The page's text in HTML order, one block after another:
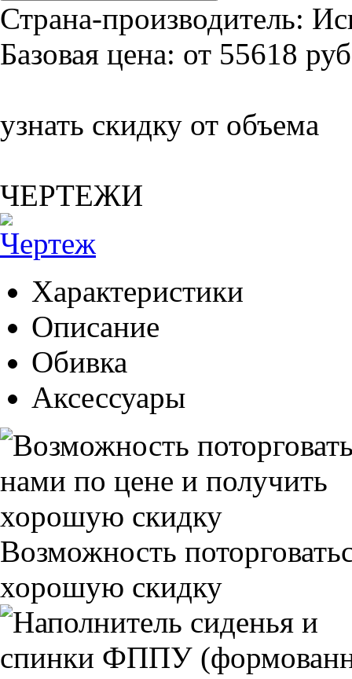
Страна-производитель:
Базовая цена: от 55618
узнать скидку от объема
ЧЕРТЕЖИ
Характеристики
Описание
Обивка
Аксессуары
Возможность
хорошую скидку